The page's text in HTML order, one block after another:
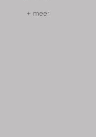
+ meer kleuren